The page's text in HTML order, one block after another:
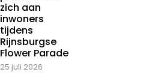
zich aan
inwoners
tijdens
Rijnsburgse
Flower Parade
25 juli 2026